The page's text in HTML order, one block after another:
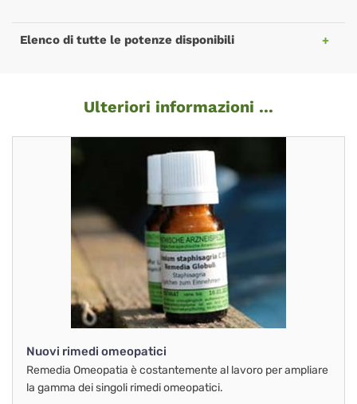
Elenco di tutte le potenze disponibili
Ulteriori informazioni ...
Nuovi rimedi omeopatici
Remedia Omeopatia è costantemente al lavoro per ampliare
la gamma dei singoli rimedi omeopatici.